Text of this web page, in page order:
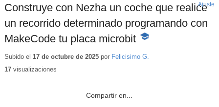
Construye con Nezha un coche que realice
un recorrido determinado programando con
MakeCode tu placa microbit -
educativo
Ajuste
Subido el 17 de octubre de 2025por Felicisimo G.
17visualizaciones